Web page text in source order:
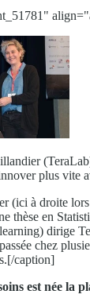
plus vite
(ici à droite
thèse en
dirige
chez
caption]
est née la